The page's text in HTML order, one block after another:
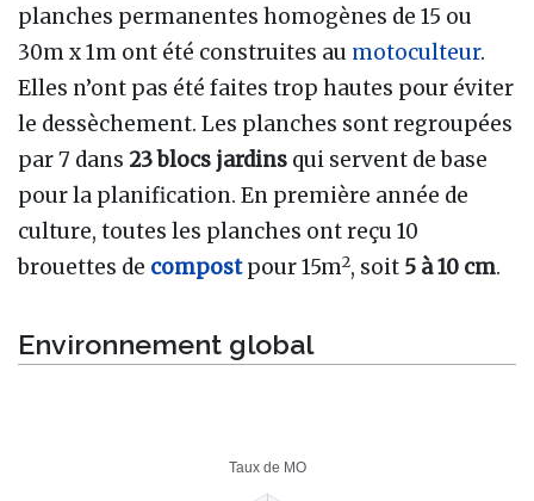
planches permanentes homogènes de 15 ou
30m x 1m ont été construites au motoculteur.
Elles n’ont pas été faites trop hautes pour éviter
le dessèchement. Les planches sont regroupées
par 7 dans 23 blocs jardins qui servent de base
pour la planification. En première année de
culture, toutes les planches ont reçu 10
brouettes de compostpour 15m2, soit 5 à 10 cm.
Environnement global